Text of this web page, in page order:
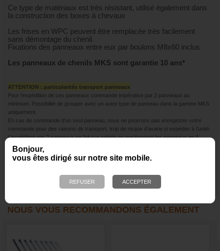
Bonjour,
vous êtes dirigé sur notre site mobile.
Ce type de matériaux est très résistant, utilisé également dans
la construction des boxes à chevaux
Les frises en WPC peuvent être remplacée très facilement
sans démontage du chenil.
Fixations des panneaux entre eux par boulons M8x60 inclus
Les panneaux de chenils MKS sont garantie 10 ans*
ATTENTION : particularités transport panneaux
Pour l’expédition de ces panneaux commande impérative par 2 panneaux au
minimum. Possibilité de grouper avec un autre type de panneau dans la gamme MKS
uniquement.
En cas de commande d’un seul panneau, nous ne pourrons pas enregistrer votre
commande pour des raisons de transport, trop de risque d’avarie si expédier à l’unité.
L’expédition par 2 panneaux se fait sur palette en positionnant les panneaux en A.
NOUS VOUS RECOMMANDONS ÉGALEMENT